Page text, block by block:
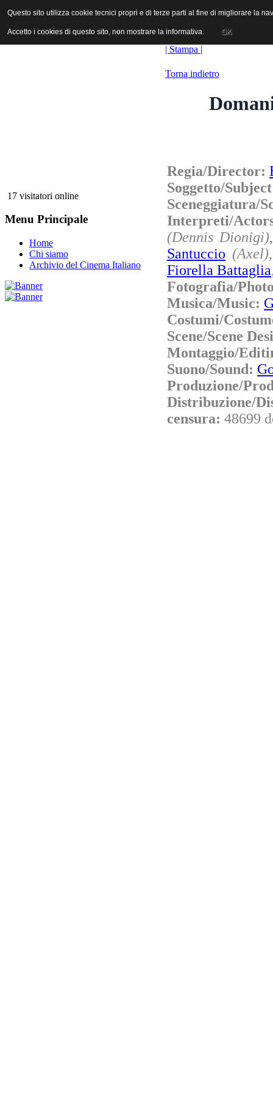
ANICA | Associazione Nazionale Industrie Cinematografiche
17 visitatori online
Menu Principale
Home
Chi siamo
Archivio del Cinema Italiano
| Stampa |
Torna indietro
Regia/Director:
Soggetto/
Sceneggiatura/
Interpreti/
(Dennis Dionigi)
Santuccio (Axel)
Fiorella Battaglia
Fotografia/
Musica/Music:
Costumi/
Scene/Scene
Montaggio/
Suono/Sound:
Produzione/
Distribuzione/
censura: 48699
Questo sito utilizza cookie tecnici propri e di terze parti al fine di migliorare la
Accetto i cookies di questo sito, non mostrare la informativa. OK
Questo sito utilizza cookie tecnici propri e di terze parti al fine di migliorare la
Accetto i cookies di questo sito, non mostrare la informativa. OK